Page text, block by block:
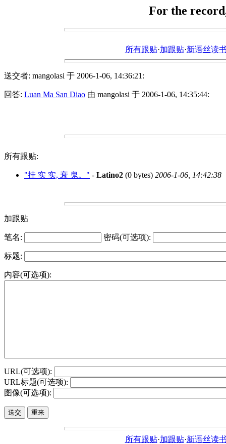
For the
所有跟贴·加跟贴·新语丝读
送交者: mangolasi 于 2006-1-06, 14:36:21:
回答: Luan Ma San Diao 由 mangolasi 于 2006-1-06, 14:35:44:
所有跟贴:
"挂 实 实, 衰 鬼。" - Latino2 (0 bytes) 2006-1-06, 14:42:38
加跟贴
笔名: 密码(可选项):
标题:
内容(可选项):
URL(可选项):
URL标题(可选项):
图像(可选项):
所有跟贴·加跟贴·新语丝读